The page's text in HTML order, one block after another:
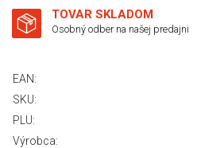
TOVAR SKLADOM
Osobný odber na našej predajni
EAN:
SKU:
PLU:
Výrobca: